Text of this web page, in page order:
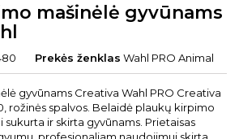
mašinėlė gyvūnams
Prekės ženklas Wahl PRO Animal
gyvūnams Creativa Wahl PRO Creativa
rožinės spalvos. Belaidė plaukų kirpimo
sukurta ir skirta gyvūnams. Prietaisas